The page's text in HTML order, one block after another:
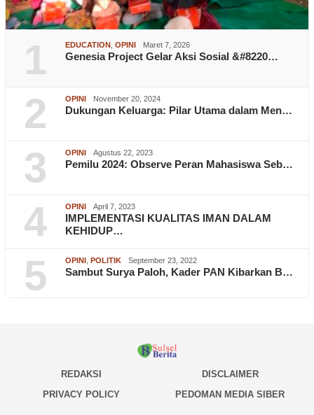
1 EDUCATION OPINI Maret 7, 2026
Genesia Project Gelar Aksi Sosial &#8220…
2 OPINI November 20, 2024
Dukungan Keluarga: Pilar Utama dalam Men…
3 OPINI Agustus 22, 2023
Pemilu 2024: Observe Peran Mahasiswa Seb…
4 OPINI April 7, 2023
IMPLEMENTASI KUALITAS IMAN DALAM
KEHIDUP…
5 OPINI POLITIK September 23, 2022
Sambut Surya Paloh, Kader PAN Kibarkan B…
REDAKSI
DISCLAIMER
PRIVACY POLICY
PEDOMAN MEDIA SIBER